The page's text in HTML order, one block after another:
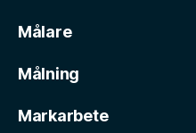
Målare
Målning
Markarbete